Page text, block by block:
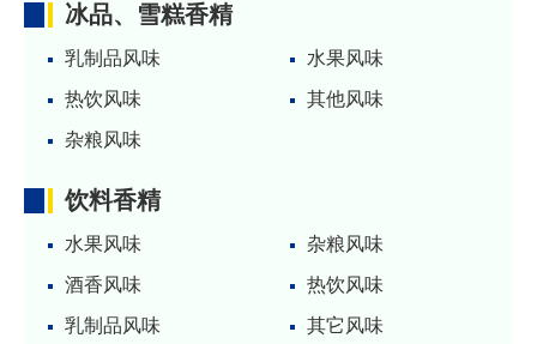
冰品、雪糕香精
乳制品风味
水果风味
热饮风味
其他风味
杂粮风味
饮料香精
水果风味
杂粮风味
酒香风味
热饮风味
乳制品风味
其它风味